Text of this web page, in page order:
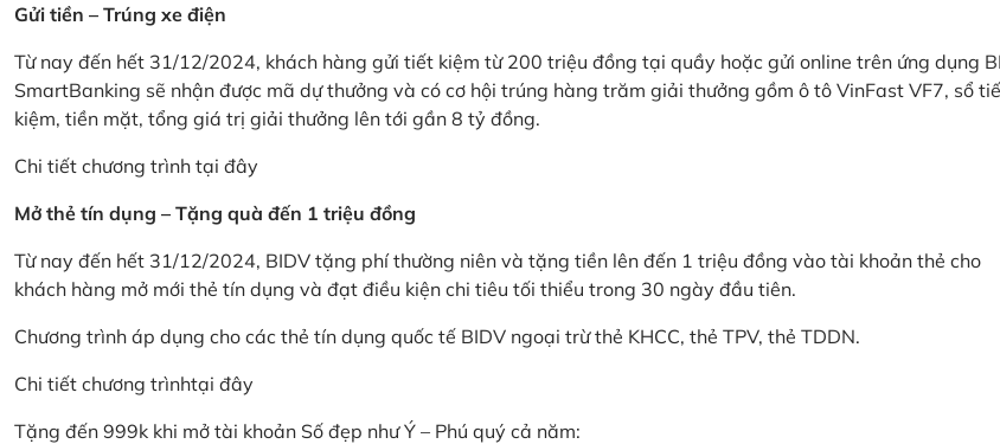
Gửi tiền – Trúng xe điện
Từ nay đến hết 31/12/2024, khách hàng gửi tiết kiệm từ 200 triệu đồng tại quầy hoặc gửi online trên ứng dụng
SmartBanking sẽ nhận được mã dự thưởng và có cơ hội trúng hàng trăm giải thưởng gồm ô tô VinFast VF7, sổ
kiệm, tiền mặt, tổng giá trị giải thưởng lên tới gần 8 tỷ đồng.
Chi tiết chương trình tại đây
Mở thẻ tín dụng – Tặng quà đến 1 triệu đồng
Từ nay đến hết 31/12/2024, BIDV tặng phí thường niên và tặng tiền lên đến 1 triệu đồng vào tài khoản thẻ cho
khách hàng mở mới thẻ tín dụng và đạt điều kiện chi tiêu tối thiểu trong 30 ngày đầu tiên.
Chương trình áp dụng cho các thẻ tín dụng quốc tế BIDV ngoại trừ thẻ KHCC, thẻ TPV, thẻ TDDN.
Chi tiết chương trìnhtại đây
Tặng đến 999k khi mở tài khoản Số đẹp như Ý – Phú quý cả năm: